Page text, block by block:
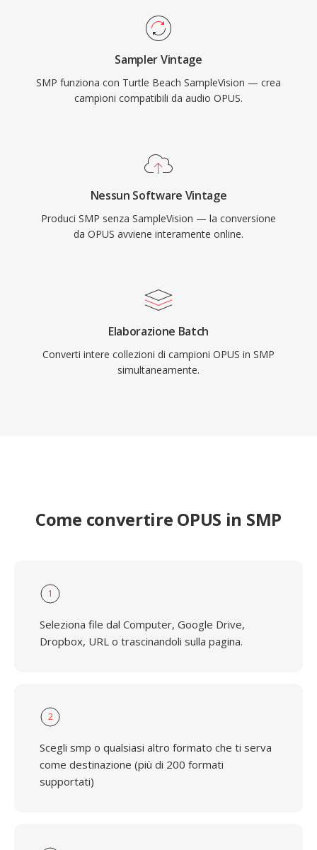
Sampler Vintage
SMP funziona con Turtle Beach SampleVision — crea
campioni compatibili da audio OPUS.
Nessun Software Vintage
Produci SMP senza SampleVision — la conversione
da OPUS avviene interamente online.
Elaborazione Batch
Converti intere collezioni di campioni OPUS in SMP
simultaneamente.
Come convertire OPUS in SMP
1
Seleziona file dal Computer, Google Drive,
Dropbox, URL o trascinandoli sulla pagina.
2
Scegli smp o qualsiasi altro formato che ti serva
come destinazione (più di 200 formati
supportati)